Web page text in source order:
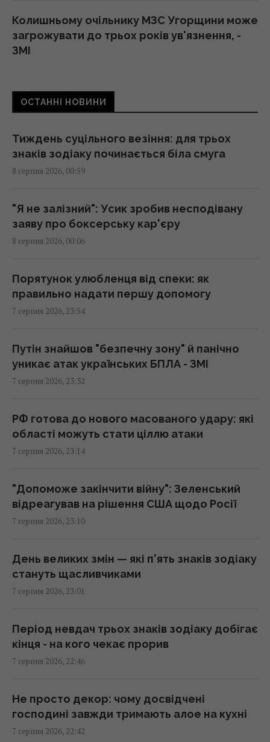
Колишньому очільнику МЗС Угорщини може
загрожувати до трьох років ув'язнення, -
ЗМІ
Одна фраза миттєво поставить на місце
секрет
23:07 п'ятниця, 07 серпня 2026
Німеччині літали підозрілі дрони, -ЗМІ
22:33 п'ятниця, 07 серпня 2026
проблему
22:31 п'ятниця, 07 серпня 2026
крейсер за $5 млрд, але є проблема
22:12 п'ятниця, 07 серпня 2026
частину Грузії, - країни НАТО
22:01 п'ятниця, 07 серпня 2026
з’являється багато дешевого бензину, – Le
Monde
21:51 п'ятниця, 07 серпня 2026
США зробили невтішний прогноз щодо
експорту українського збіжжя: Bloomberg
розкрив цифри
В результаті атаки РФ знищено найбільший
склад засобів індивідуального захисту
РЕБ не замінить "Петріоти": Флеш розповів
про найбільшу небезпеку
ОСТАННІ НОВИНИ
Тиждень суцільного везіння: для трьох
знаків зодіаку починається біла смуга
8 серпня 2026, 00:59
"Я не залізний": Усик зробив несподівану
заяву про боксерську кар'єру
8 серпня 2026, 00:06
Порятунок улюбленця від спеки: як
правильно надати першу допомогу
7 серпня 2026, 23:54
Путін знайшов "безпечну зону" й панічно
уникає атак українських БПЛА - ЗМІ
7 серпня 2026, 23:32
РФ готова до нового масованого удару: які
області можуть стати ціллю атаки
7 серпня 2026, 23:14
"Допоможе закінчити війну": Зеленський
відреагував на рішення США щодо Росії
7 серпня 2026, 23:10
День великих змін — які п'ять знаків зодіаку
стануть щасливчиками
7 серпня 2026, 23:01
Період невдач трьох знаків зодіаку добігає
кінця - на кого чекає прорив
7 серпня 2026, 22:46
Не просто декор: чому досвідчені
господині завжди тримають алое на кухні
7 серпня 2026, 22:42